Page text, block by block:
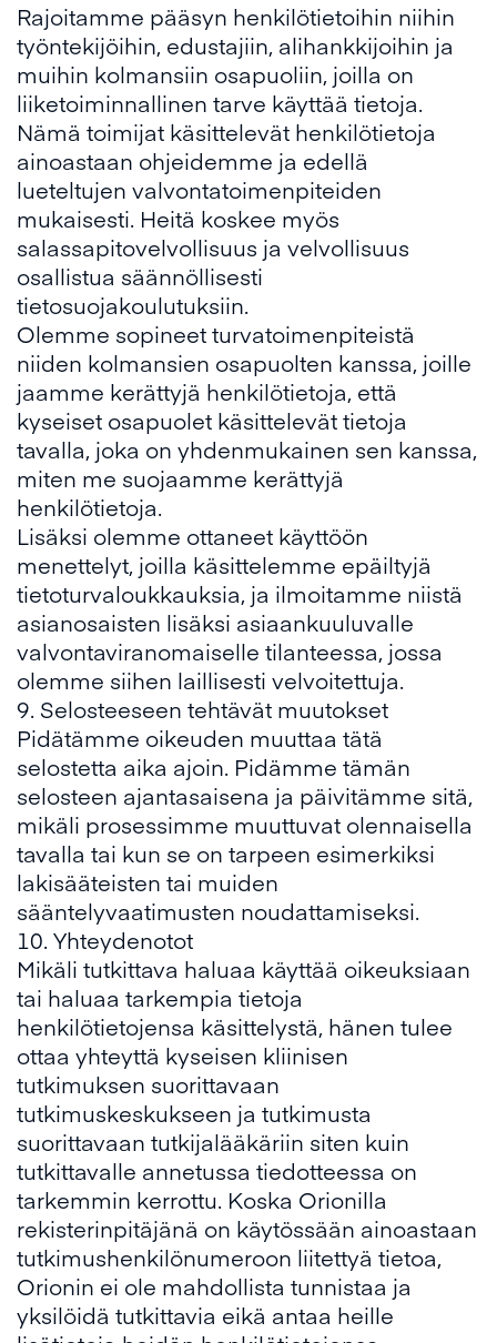
Rajoitamme pääsyn henkilötietoihin niihin
työntekijöihin, edustajiin, alihankkijoihin ja
muihin kolmansiin osapuoliin, joilla on
liiketoiminnallinen tarve käyttää tietoja.
Nämä toimijat käsittelevät henkilötietoja
ainoastaan ohjeidemme ja edellä
lueteltujen valvontatoimenpiteiden
mukaisesti. Heitä koskee myös
salassapitovelvollisuus ja velvollisuus
osallistua säännöllisesti
tietosuojakoulutuksiin.
Olemme sopineet turvatoimenpiteistä
niiden kolmansien osapuolten kanssa, joille
jaamme kerättyjä henkilötietoja, että
kyseiset osapuolet käsittelevät tietoja
tavalla, joka on yhdenmukainen sen kanssa,
miten me suojaamme kerättyjä
henkilötietoja.
Lisäksi olemme ottaneet käyttöön
menettelyt, joilla käsittelemme epäiltyjä
tietoturvaloukkauksia, ja ilmoitamme niistä
asianosaisten lisäksi asiaankuuluvalle
valvontaviranomaiselle tilanteessa, jossa
olemme siihen laillisesti velvoitettuja.
9. Selosteeseen tehtävät muutokset
Pidätämme oikeuden muuttaa tätä
selostetta aika ajoin. Pidämme tämän
selosteen ajantasaisena ja päivitämme sitä,
mikäli prosessimme muuttuvat olennaisella
tavalla tai kun se on tarpeen esimerkiksi
lakisääteisten tai muiden
sääntelyvaatimusten noudattamiseksi.
10. Yhteydenotot
Mikäli tutkittava haluaa käyttää oikeuksiaan
tai haluaa tarkempia tietoja
henkilötietojensa käsittelystä, hänen tulee
ottaa yhteyttä kyseisen kliinisen
tutkimuksen suorittavaan
tutkimuskeskukseen ja tutkimusta
suorittavaan tutkijalääkäriin siten kuin
tutkittavalle annetussa tiedotteessa on
tarkemmin kerrottu. Koska Orionilla
rekisterinpitäjänä on käytössään ainoastaan
tutkimushenkilönumeroon liitettyä tietoa,
Orionin ei ole mahdollista tunnistaa ja
yksilöidä tutkittavia eikä antaa heille